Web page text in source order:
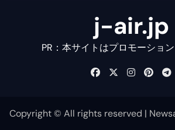
j-air.jp
PR：本サイトはプロモーショ
Copyright © All rights reserved |